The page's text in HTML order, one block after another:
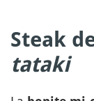
Steak
tataki